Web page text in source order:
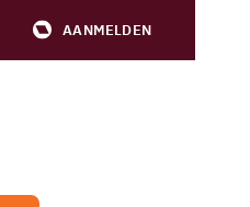
AANMELDEN